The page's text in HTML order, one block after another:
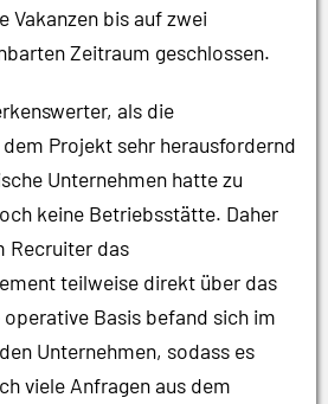
Vakanzen bis auf zwei
Zeitraum geschlossen.
als die
Projekt sehr herausfordernd
Unternehmen hatte zu
keine Betriebsstätte. Daher
Recruiter das
teilweise direkt über das
Basis befand sich im
Unternehmen, sodass es
viele Anfragen aus dem